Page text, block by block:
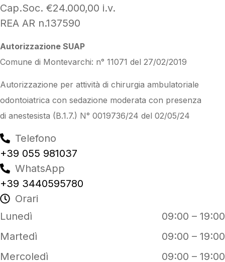
Cap.Soc. €24.000,00 i.v.
REA AR n.137590
Autorizzazione SUAP
Comune di Montevarchi: n° 11071 del 27/02/2019
Autorizzazione per attività di chirurgia ambulatoriale
odontoiatrica con sedazione moderata con presenza
di anestesista (B.1.7.) N° 0019736/24 del 02/05/24
Telefono
+39 055 981037
WhatsApp
+39 3440595780
Orari
Lunedì
09:00 – 19:00
Martedì
09:00 – 19:00
Mercoledì
09:00 – 19:00